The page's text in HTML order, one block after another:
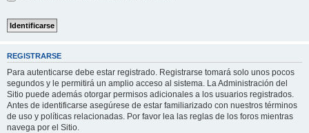
REGISTRARSE
Para autenticarse debe estar registrado. Registrarse tomará solo unos pocos
segundos y le permitirá un amplio acceso al sistema. La Administración del
Sitio puede además otorgar permisos adicionales a los usuarios registrados.
Antes de identificarse asegúrese de estar familiarizado con nuestros términos
de uso y políticas relacionadas. Por favor lea las reglas de los foros mientras
navega por el Sitio.